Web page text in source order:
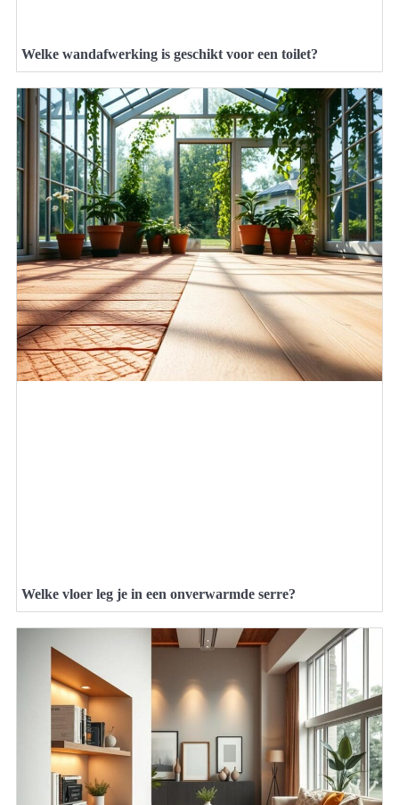
Welke wandafwerking is geschikt voor een toilet?
Welke vloer leg je in een onverwarmde serre?